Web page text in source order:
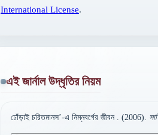
International License.
এই জার্নাল উদ্ধৃতির নিয়ম
ঢোঁড়াই চরিতমানস’-এ নিম্নবর্গের জীবন . (2006).